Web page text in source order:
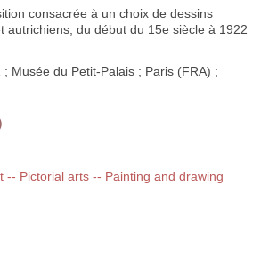
consacrée à un choix de dessins
autrichiens, du début du 15e siècle à 1922
Musée du Petit-Palais ; Paris (FRA) ;
-- Pictorial arts -- Painting and drawing